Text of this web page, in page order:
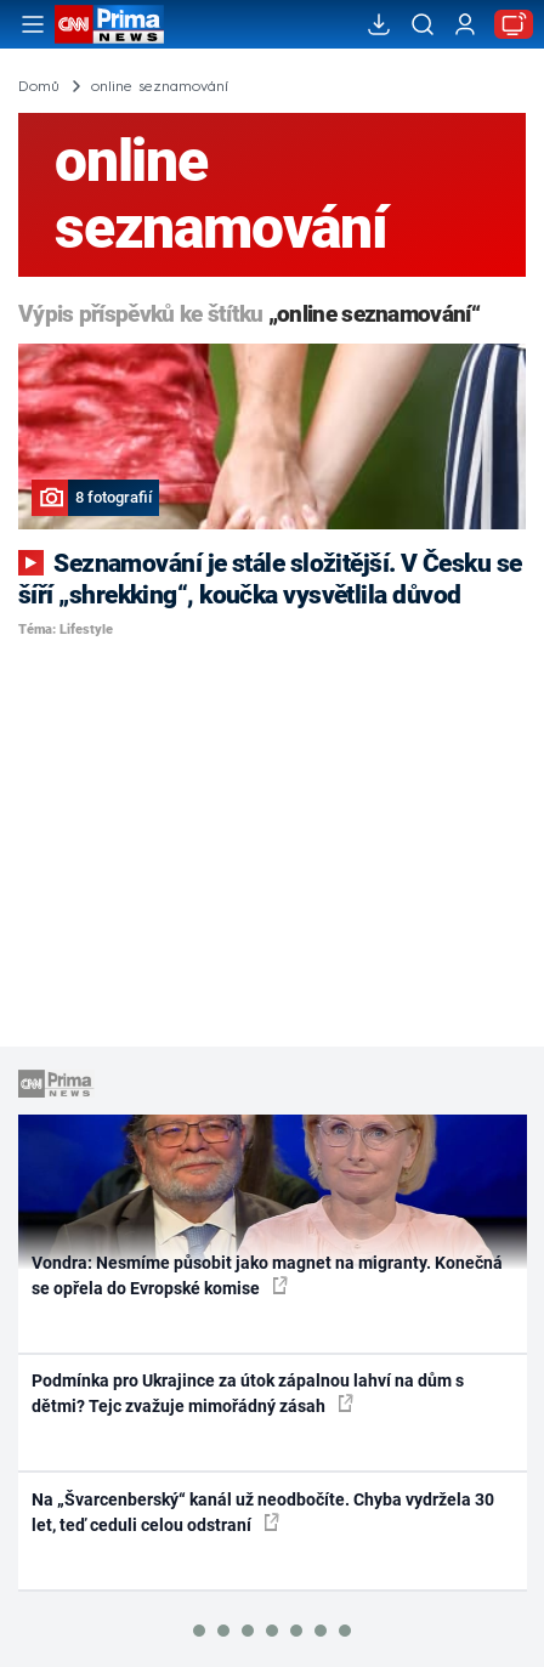
Domů online seznamování
online
seznamování
Výpis příspěvků ke štítku „online seznamování“
8 fotografií
Seznamování je stále složitější. V Česku se
šíří „shrekking“, koučka vysvětlila důvod
Téma: Lifestyle
Vondra: Nesmíme působit jako magnet na migranty. Konečná
se opřela do Evropské komise
Podmínka pro Ukrajince za útok zápalnou lahví na dům s
dětmi? Tejc zvažuje mimořádný zásah
Na „Švarcenberský“ kanál už neodbočíte. Chyba vydržela 30
let, teď ceduli celou odstraní